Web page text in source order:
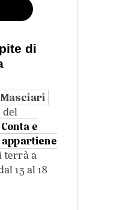
di
del
Conta e
terrà a
13 al 18